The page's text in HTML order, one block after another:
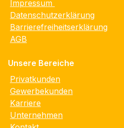
Impressum
Datenschutzerklärung
Barrierefreiheitserklärung
AGB
Unsere Bereiche
Privatkunden
Gewerbekunden
Karriere
Unternehmen